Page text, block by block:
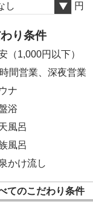
し 円
り条件
（1,000円以下）
間営業、深夜営業
ナ
浴
風呂
風呂
かけ流し
てのこだわり条件